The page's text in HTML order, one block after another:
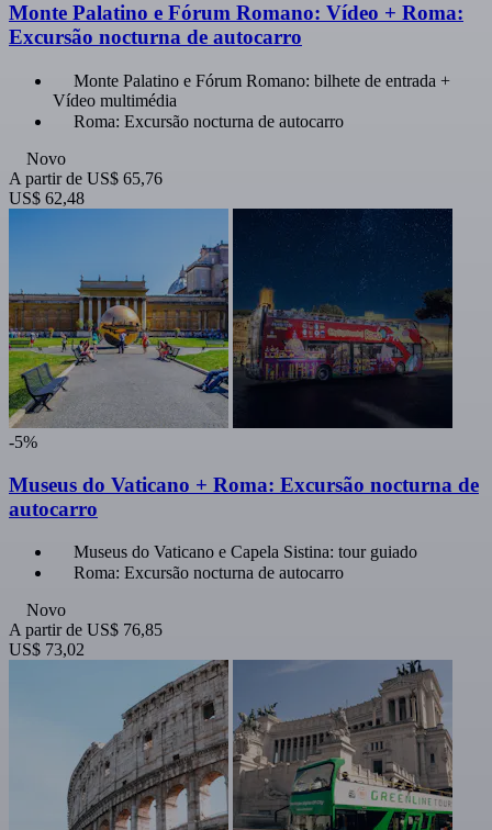
Monte Palatino e Fórum Romano: Vídeo + Roma:
Excursão nocturna de autocarro
Monte Palatino e Fórum Romano: bilhete de entrada +
Vídeo multimédia
Roma: Excursão nocturna de autocarro
Novo
A partir de US$ 65,76
US$ 62,48
-5%
Museus do Vaticano + Roma: Excursão nocturna de
autocarro
Museus do Vaticano e Capela Sistina: tour guiado
Roma: Excursão nocturna de autocarro
Novo
A partir de US$ 76,85
US$ 73,02